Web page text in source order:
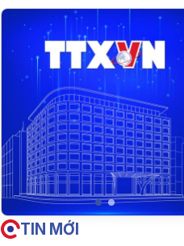
TIN MỚI